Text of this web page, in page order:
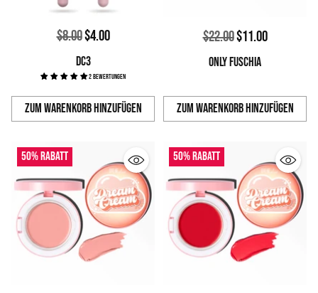
Normaler
Preis
$8.00$4.00
DC3
2 Bewertungen
Zum Warenkorb hinzufügen
Anzahl
Normaler
Preis
$22.00$11.00
ONLY FUSCHIA
Zum Warenkorb hinzufügen
Anzahl
50% Rabatt 50% Rabatt